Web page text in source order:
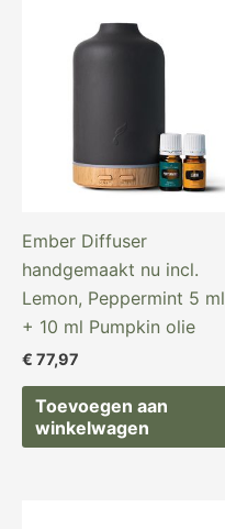
Ember Diffuser
handgemaakt nu incl.
Lemon, Peppermint 5 ml
+ 10 ml Pumpkin olie
€ 77,97
Toevoegen aan
winkelwagen